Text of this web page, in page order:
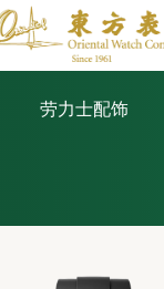
劳力士配饰